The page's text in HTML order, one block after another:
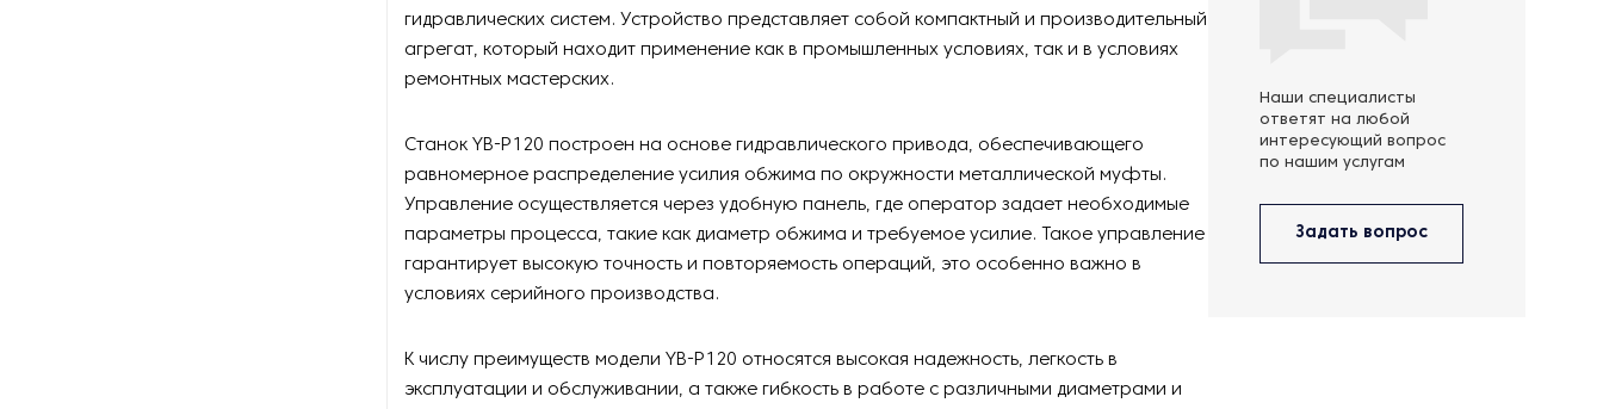
гидравлических систем. Устройство представляет собой компактный и производительный
агрегат, который находит применение как в промышленных условиях, так и в условиях
ремонтных мастерских.
Станок YB-P120 построен на основе гидравлического привода, обеспечивающего
равномерное распределение усилия обжима по окружности металлической муфты.
Управление осуществляется через удобную панель, где оператор задает необходимые
параметры процесса, такие как диаметр обжима и требуемое усилие. Такое управление
гарантирует высокую точность и повторяемость операций, это особенно важно в
условиях серийного производства.
К числу преимуществ модели YB-P120 относятся высокая надежность, легкость в
эксплуатации и обслуживании, а также гибкость в работе с различными диаметрами и
Наши специалисты
ответят на любой
интересующий вопрос
по нашим услугам
Задать вопрос